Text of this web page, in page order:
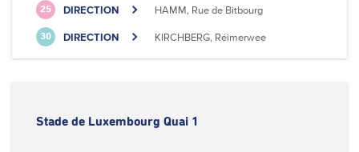
25 DIRECTION HAMM, Rue de Bitbourg
30 DIRECTION KIRCHBERG, Réimerwee
Stade de Luxembourg Quai 1